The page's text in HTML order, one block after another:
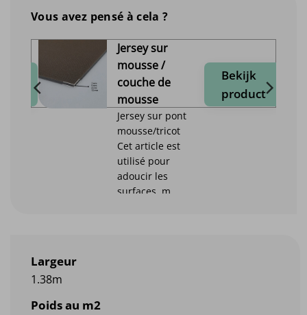
Largeur
1.38m
Poids au m2
Vous avez pensé à cela ?
Jersey sur
mousse /
couche de
mousse
Jersey sur pont
mousse/tricot
Cet article est
utilisé pour
adoucir les
surfaces, m...
Bekijk
product